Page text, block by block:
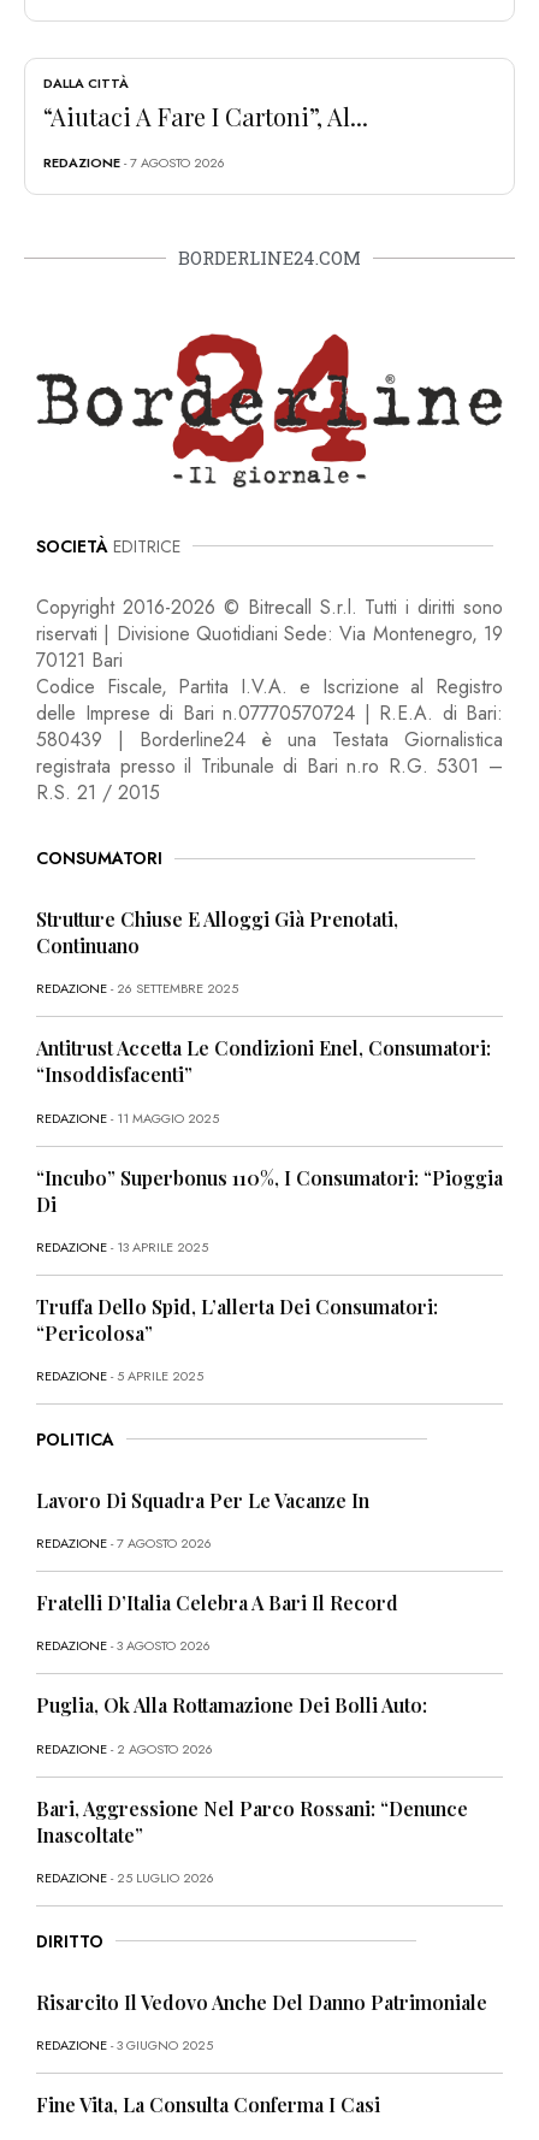
DALLA CITTÀ
“Aiutaci A Fare I Cartoni”, Al...
REDAZIONE- 7 AGOSTO 2026
BORDERLINE24.COM
SOCIETÀ EDITRICE
Copyright 2016-2026 © Bitrecall S.r.l. Tutti i diritti sono
riservati | Divisione Quotidiani Sede: Via Montenegro, 19
70121 Bari
Codice Fiscale, Partita I.V.A. e Iscrizione al Registro
delle Imprese di Bari n.07770570724 | R.E.A. di Bari:
580439 | Borderline24 è una Testata Giornalistica
registrata presso il Tribunale di Bari n.ro R.G. 5301 –
R.S. 21 / 2015
CONSUMATORI
Strutture Chiuse E Alloggi Già Prenotati,
Continuano
REDAZIONE- 26 SETTEMBRE 2025
Antitrust Accetta Le Condizioni Enel, Consumatori:
“Insoddisfacenti”
REDAZIONE- 11 MAGGIO 2025
“Incubo” Superbonus 110%, I Consumatori: “Pioggia
Di
REDAZIONE- 13 APRILE 2025
Truffa Dello Spid, L’allerta Dei Consumatori:
“Pericolosa”
REDAZIONE- 5 APRILE 2025
POLITICA
Lavoro Di Squadra Per Le Vacanze In
REDAZIONE- 7 AGOSTO 2026
Fratelli D’Italia Celebra A Bari Il Record
REDAZIONE- 3 AGOSTO 2026
Puglia, Ok Alla Rottamazione Dei Bolli Auto:
REDAZIONE- 2 AGOSTO 2026
Bari, Aggressione Nel Parco Rossani: “Denunce
Inascoltate”
REDAZIONE- 25 LUGLIO 2026
DIRITTO
Risarcito Il Vedovo Anche Del Danno Patrimoniale
REDAZIONE- 3 GIUGNO 2025
Fine Vita, La Consulta Conferma I Casi